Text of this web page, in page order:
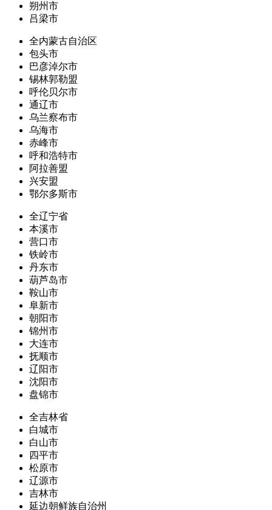
朔州市
吕梁市
全内蒙古自治区
包头市
巴彦淖尔市
锡林郭勒盟
呼伦贝尔市
通辽市
乌兰察布市
乌海市
赤峰市
呼和浩特市
阿拉善盟
兴安盟
鄂尔多斯市
全辽宁省
本溪市
营口市
铁岭市
丹东市
葫芦岛市
鞍山市
阜新市
朝阳市
锦州市
大连市
抚顺市
辽阳市
沈阳市
盘锦市
全吉林省
白城市
白山市
四平市
松原市
辽源市
吉林市
延边朝鲜族自治州